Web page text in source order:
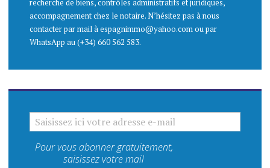
recherche de biens, contrôles administratifs et juridiques,
accompagnement chez le notaire. N’hésitez pas à nous
contacter par mail à espagnimmo@yahoo.com ou par
WhatsApp au (+34) 660 562 583.
SAISISSEZ ICI VOTRE ADRESSE E-MAIL
Pour vous abonner gratuitement,
saisissez votre mail